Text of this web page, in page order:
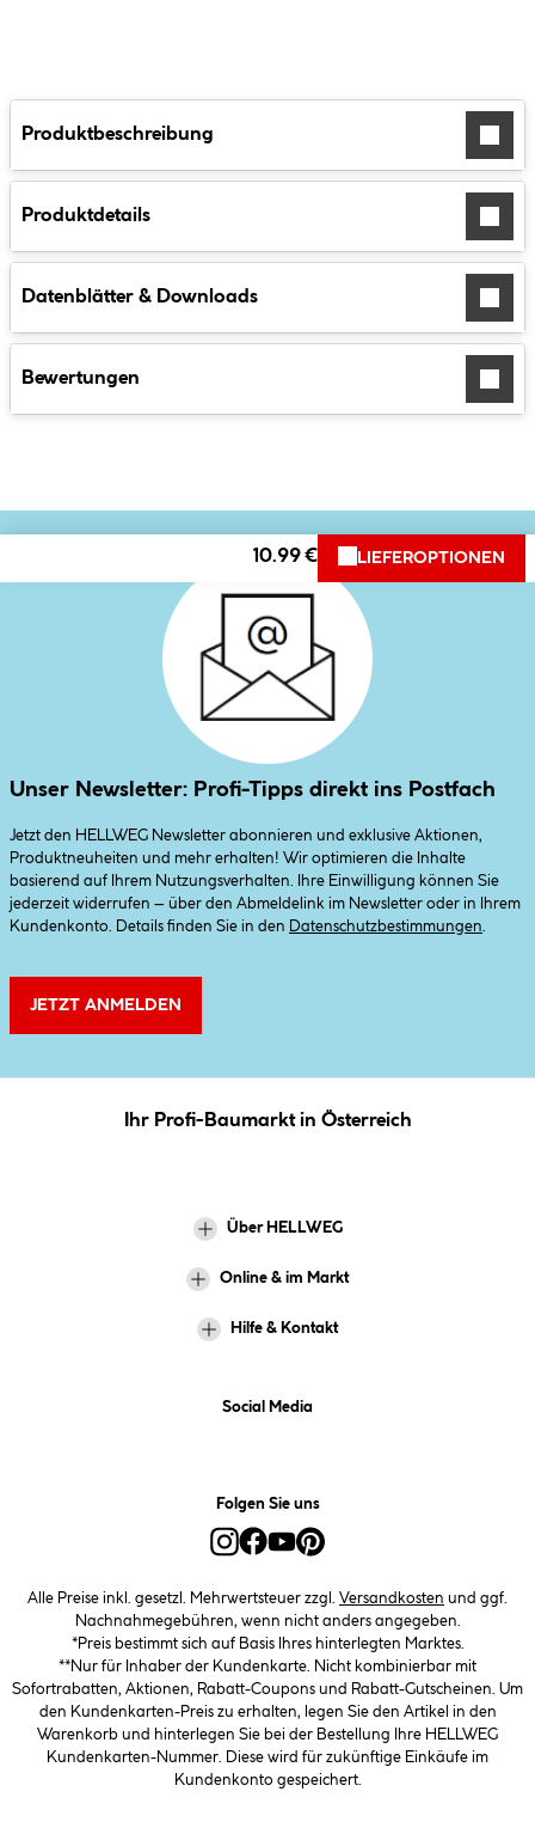
Produktbeschreibung
Produktdetails
Datenblätter & Downloads
Bewertungen
10.99 € LIEFEROPTIONEN
Unser Newsletter: Profi-Tipps direkt ins Postfach
Jetzt den HELLWEG Newsletter abonnieren und exklusive Aktionen,
Produktneuheiten und mehr erhalten! Wir optimieren die Inhalte
basierend auf Ihrem Nutzungsverhalten. Ihre Einwilligung können Sie
jederzeit widerrufen – über den Abmeldelink im Newsletter oder in Ihrem
Kundenkonto. Details finden Sie in den
Datenschutzbestimmungen
JETZT ANMELDEN
Ihr Profi-Baumarkt in Österreich
Über HELLWEG
Online & im Markt
Hilfe & Kontakt
Social Media
Folgen Sie uns
Alle Preise inkl. gesetzl. Mehrwertsteuer zzgl. Versandkosten und ggf.
Nachnahmegebühren, wenn nicht anders angegeben.
*Preis bestimmt sich auf Basis Ihres hinterlegten Marktes.
**Nur für Inhaber der Kundenkarte. Nicht kombinierbar mit
Sofortrabatten, Aktionen, Rabatt-Coupons und Rabatt-Gutscheinen. Um
den Kundenkarten-Preis zu erhalten, legen Sie den Artikel in den
Warenkorb und hinterlegen Sie bei der Bestellung Ihre HELLWEG
Kundenkarten-Nummer. Diese wird für zukünftige Einkäufe im
Kundenkonto gespeichert.